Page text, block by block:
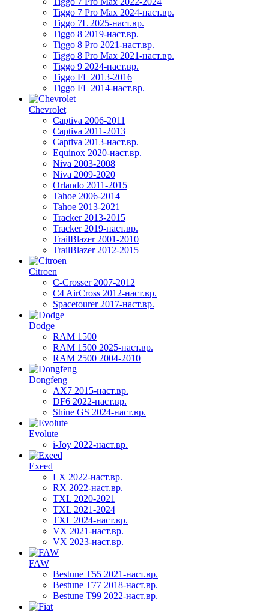
Tiggo 7 Pro Max 2024-наст.вр.
Tiggo 7L 2025-наст.вр.
Tiggo 8 2019-наст.вр.
Tiggo 8 Pro 2021-наст.вр.
Tiggo 8 Pro Max 2021-наст.вр.
Tiggo 9 2024-наст.вр.
Tiggo FL 2013-2016
Tiggo FL 2014-наст.вр.
Chevrolet
Captiva 2006-2011
Captiva 2011-2013
Captiva 2013-наст.вр.
Equinox 2020-наст.вр.
Niva 2003-2008
Niva 2009-2020
Orlando 2011-2015
Tahoe 2006-2014
Tahoe 2013-2021
Tracker 2013-2015
Tracker 2019-наст.вр.
TrailBlazer 2001-2010
TrailBlazer 2012-2015
Citroen
C-Crosser 2007-2012
C4 AirCross 2012-наст.вр.
Spacetourer 2017-наст.вр.
Dodge
RAM 1500
RAM 1500 2025-наст.вр.
RAM 2500 2004-2010
Dongfeng
AX7 2015-наст.вр.
DF6 2022-наст.вр.
Shine GS 2024-наст.вр.
Evolute
i-Joy 2022-наст.вр.
Exeed
LX 2022-наст.вр.
RX 2022-наст.вр.
TXL 2020-2021
TXL 2021-2024
TXL 2024-наст.вр.
VX 2021-наст.вр.
VX 2023-наст.вр.
FAW
Bestune T55 2021-наст.вр.
Bestune T77 2018-наст.вр.
Bestune T99 2022-наст.вр.